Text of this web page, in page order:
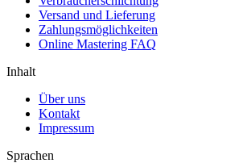
Versand und Lieferung
Zahlungsmöglichkeiten
Online Mastering FAQ
Inhalt
Über uns
Kontakt
Impressum
Sprachen